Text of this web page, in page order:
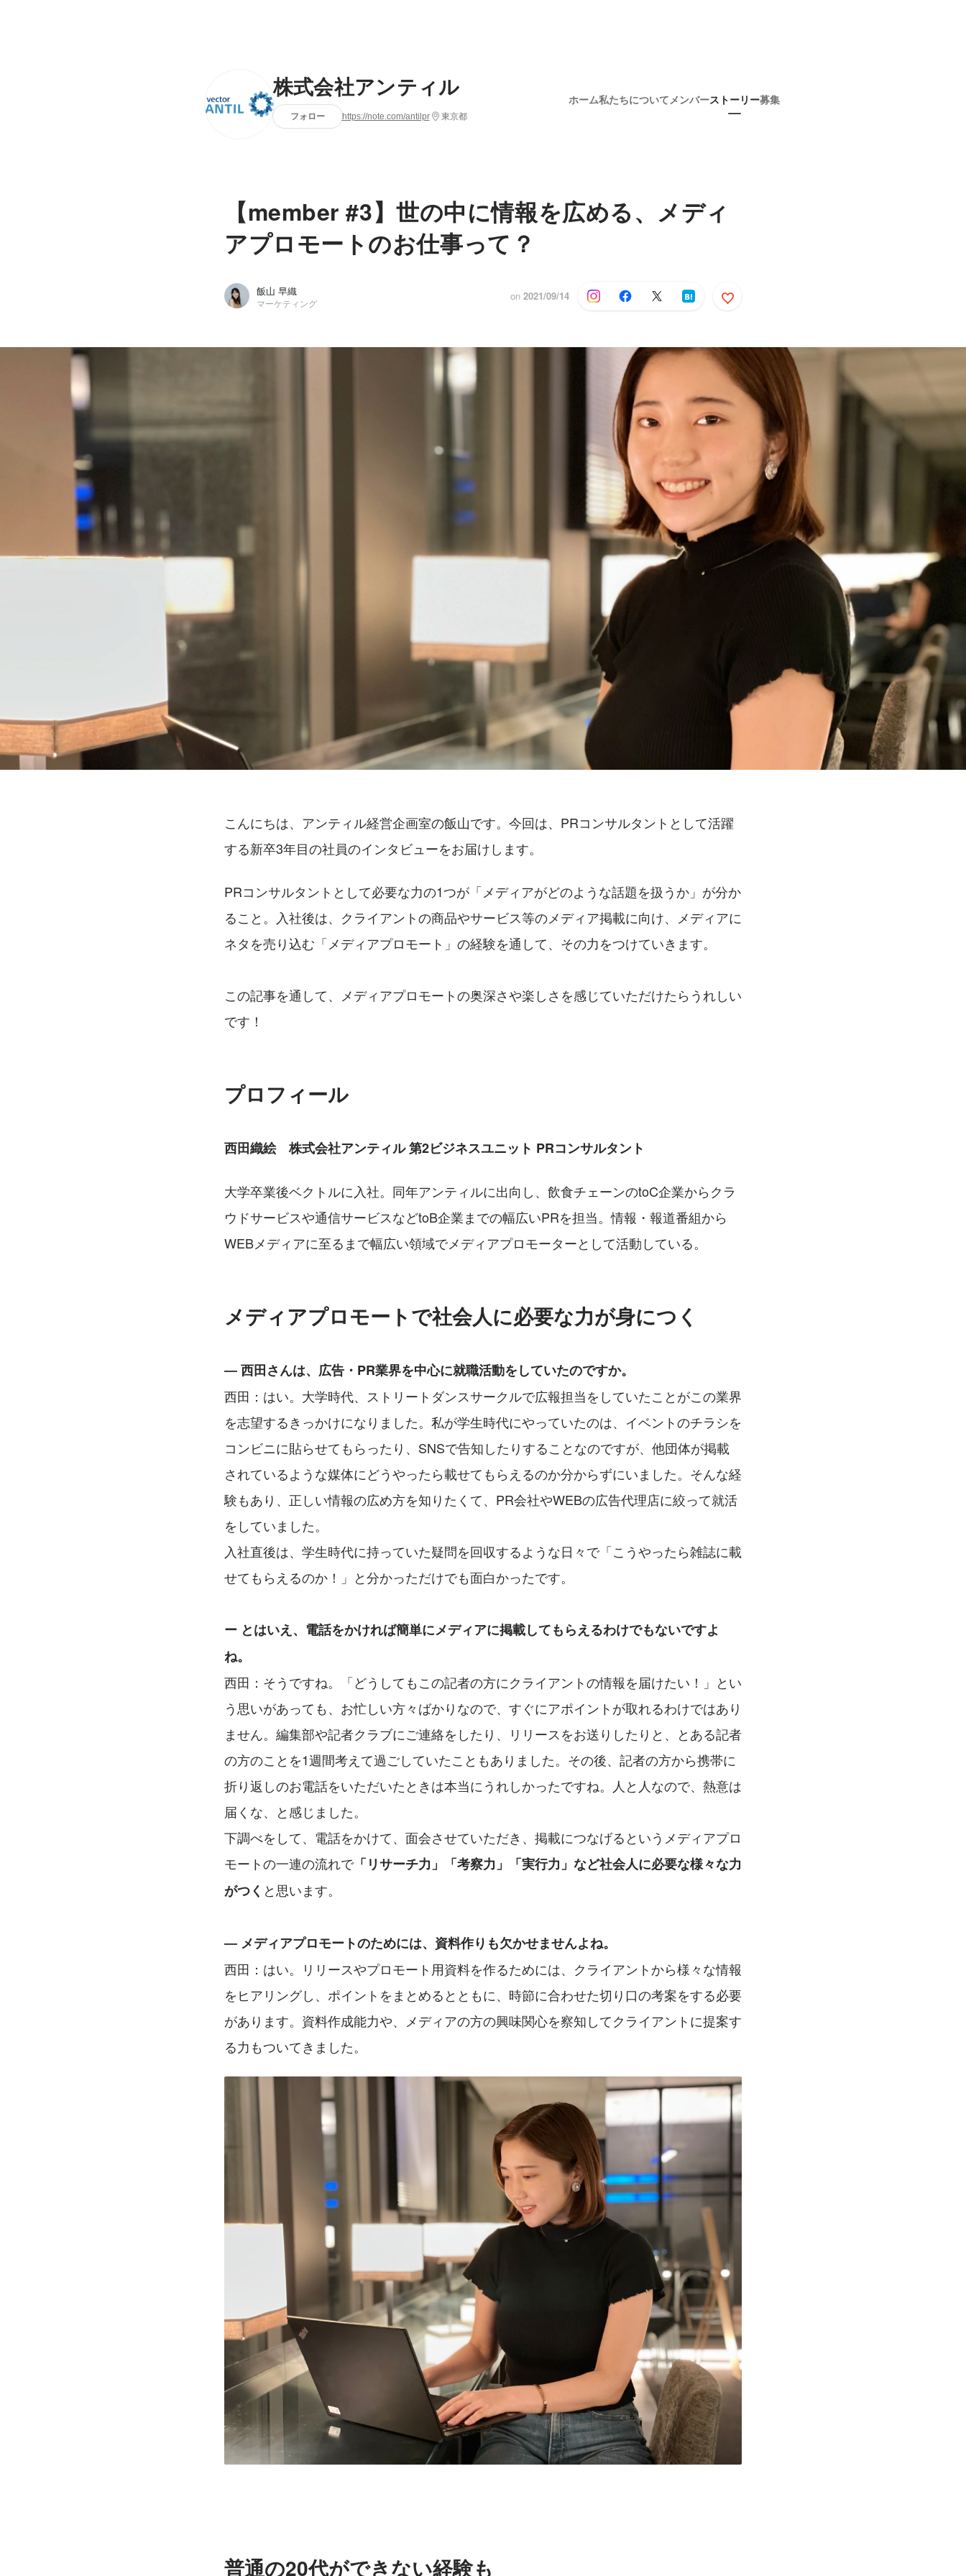
株式会社アンティル
フォロー https://note.com/antilpr 東京都
ホーム私たちについて メンバーストーリー募集
【member #3】世の中に情報を広める、メディ
アプロモートのお仕事って？
飯山 早織
マーケティング
on 2021/09/14
こんにちは、アンティル経営企画室の飯山です。今回は、PRコンサルタントとして活躍
する新卒3年目の社員のインタビューをお届けします。
PRコンサルタントとして必要な力の1つが「メディアがどのような話題を扱うか」が分か
ること。入社後は、クライアントの商品やサービス等のメディア掲載に向け、メディアに
ネタを売り込む「メディアプロモート」の経験を通して、その力をつけていきます。
この記事を通して、メディアプロモートの奥深さや楽しさを感じていただけたらうれしい
です！
プロフィール
西田織絵　株式会社アンティル 第2ビジネスユニット PRコンサルタント
大学卒業後ベクトルに入社。同年アンティルに出向し、飲食チェーンのtoC企業からクラ
ウドサービスや通信サービスなどtoB企業までの幅広いPRを担当。情報・報道番組から
WEBメディアに至るまで幅広い領域でメディアプロモーターとして活動している。
メディアプロモートで社会人に必要な力が身につく
― 西田さんは、広告・PR業界を中心に就職活動をしていたのですか。
西田：はい。大学時代、ストリートダンスサークルで広報担当をしていたことがこの業界
を志望するきっかけになりました。私が学生時代にやっていたのは、イベントのチラシを
コンビニに貼らせてもらったり、SNSで告知したりすることなのですが、他団体が掲載
されているような媒体にどうやったら載せてもらえるのか分からずにいました。そんな経
験もあり、正しい情報の広め方を知りたくて、PR会社やWEBの広告代理店に絞って就活
をしていました。
入社直後は、学生時代に持っていた疑問を回収するような日々で「こうやったら雑誌に載
せてもらえるのか！」と分かっただけでも面白かったです。
ー とはいえ、電話をかければ簡単にメディアに掲載してもらえるわけでもないですよ
ね。
西田：そうですね。「どうしてもこの記者の方にクライアントの情報を届けたい！」とい
う思いがあっても、お忙しい方々ばかりなので、すぐにアポイントが取れるわけではあり
ません。編集部や記者クラブにご連絡をしたり、リリースをお送りしたりと、とある記者
の方のことを1週間考えて過ごしていたこともありました。その後、記者の方から携帯に
折り返しのお電話をいただいたときは本当にうれしかったですね。人と人なので、熱意は
届くな、と感じました。
下調べをして、電話をかけて、面会させていただき、掲載につなげるというメディアプロ
モートの一連の流れで「リサーチ力」「考察力」「実行力」など社会人に必要な様々な力
がつく と思います。
― メディアプロモートのためには、資料作りも欠かせませんよね。
西田：はい。リリースやプロモート用資料を作るためには、クライアントから様々な情報
をヒアリングし、ポイントをまとめるとともに、時節に合わせた切り口の考案をする必要
があります。資料作成能力や、メディアの方の興味関心を察知してクライアントに提案す
る力もついてきました。
普通の20代ができない経験も
飯山 早織